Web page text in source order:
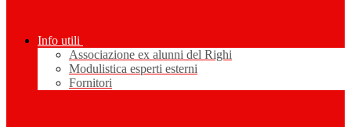
Info utili
Associazione ex alunni del Righi
Modulistica esperti esterni
Fornitori